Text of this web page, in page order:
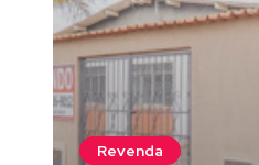
Revenda